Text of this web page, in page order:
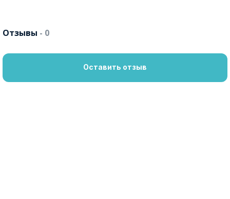
Отзывы - 0
Оставить отзыв